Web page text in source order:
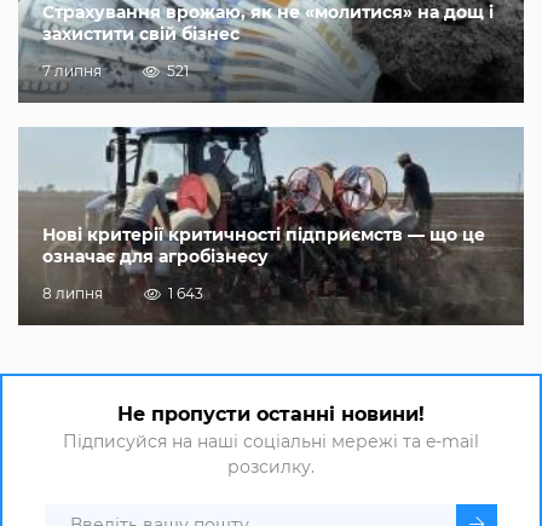
Страхування врожаю, як не «молитися» на дощ і
захистити свій бізнес
7 липня 521
Нові критерії критичності підприємств — що це
означає для агробізнесу
8 липня 1 643
Не пропусти останні новини!
Підписуйся на наші соціальні мережі та e-mail
розсилку.